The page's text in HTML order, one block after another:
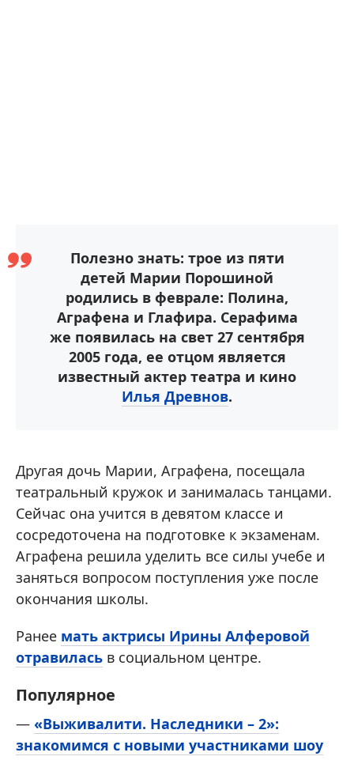
Полезно знать: трое из пяти
детей Марии Порошиной
родились в феврале: Полина,
Аграфена и Глафира. Серафима
же появилась на свет 27 сентября
2005 года, ее отцом является
известный актер театра и кино
Илья Древнов.
Другая дочь Марии, Аграфена, посещала
театральный кружок и занималась танцами.
Сейчас она учится в девятом классе и
сосредоточена на подготовке к экзаменам.
Аграфена решила уделить все силы учебе и
заняться вопросом поступления уже после
окончания школы.
Ранее мать актрисы Ирины Алферовой
отравилась в социальном центре.
Популярное
— «Выживалити. Наследники – 2»:
знакомимся с новыми участниками шоу